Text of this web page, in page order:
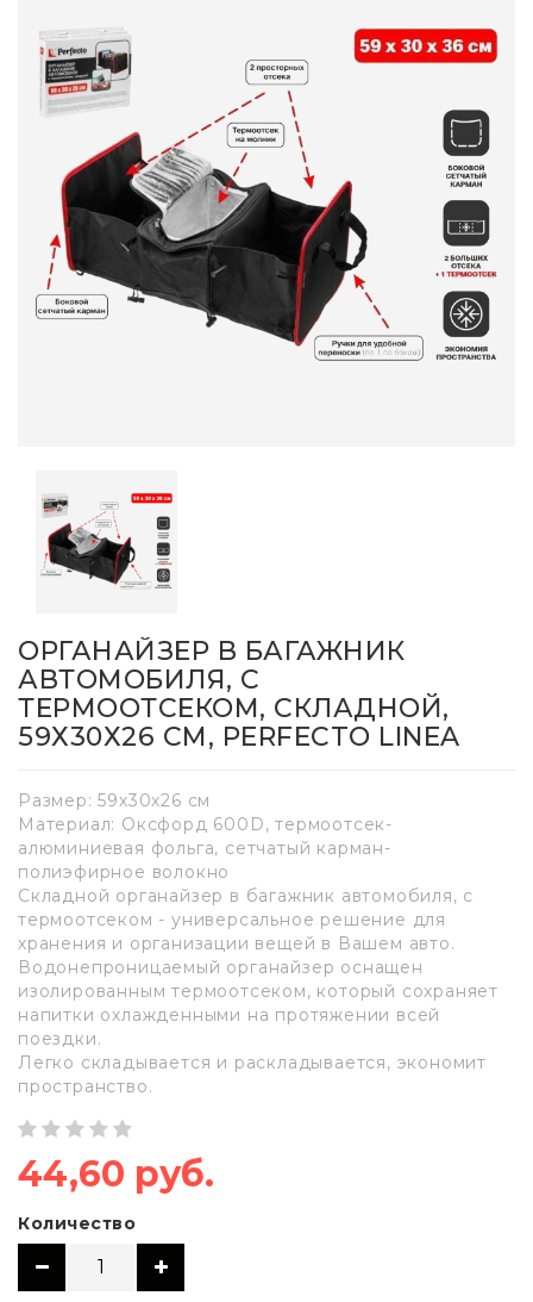
ОРГАНАЙЗЕР В БАГАЖНИК
АВТОМОБИЛЯ, С
ТЕРМООТСЕКОМ, СКЛАДНОЙ,
59Х30Х26 СМ, PERFECTO LINEA
Размер: 59х30х26 см
Материал: Оксфорд 600D, термоотсек-
алюминиевая фольга, сетчатый карман-
полиэфирное волокно
Складной органайзер в багажник автомобиля, с
термоотсеком - универсальное решение для
хранения и организации вещей в Вашем авто.
Водонепроницаемый органайзер оснащен
изолированным термоотсеком, который сохраняет
напитки охлажденными на протяжении всей
поездки.
Легко складывается и раскладывается, экономит
пространство.
44,60 руб.
Количество